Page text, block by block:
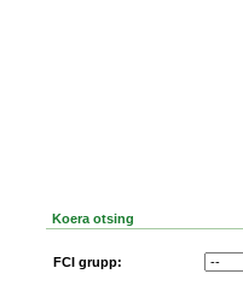
Koera otsing
FCI grupp: